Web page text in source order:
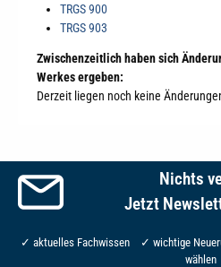
TRGS 900
TRGS 903
Zwischenzeitlich haben sich
Werkes ergeben:
Derzeit liegen noch keine
Nichts
Jetzt
✓ aktuelles Fachwissen ✓ wichtige
wählen